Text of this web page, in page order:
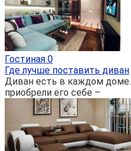
Гостиная 0
Где лучше поставить диван
Диван есть в каждом
приобрели его себе –